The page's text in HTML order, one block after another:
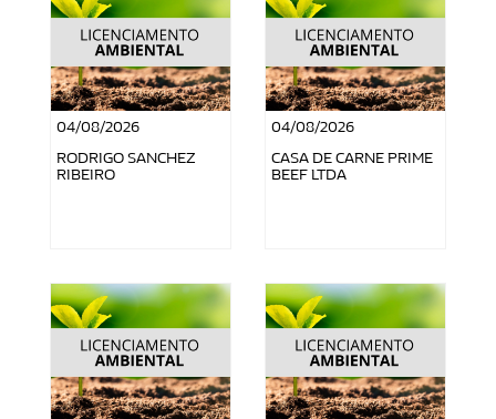
04/08/2026
RODRIGO SANCHEZ
RIBEIRO
04/08/2026
CASA DE CARNE PRIME
BEEF LTDA